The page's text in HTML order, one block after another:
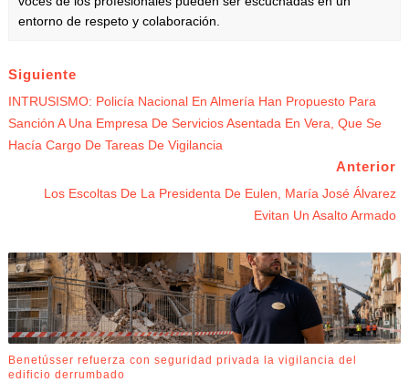
entorno de respeto y colaboración.
Siguiente
INTRUSISMO: Policía Nacional En Almería Han Propuesto Para
Sanción A Una Empresa De Servicios Asentada En Vera, Que Se
Hacía Cargo De Tareas De Vigilancia
Anterior
Los Escoltas De La Presidenta De Eulen, María José Álvarez
Evitan Un Asalto Armado
Benetússer refuerza con seguridad privada la vigilancia del
edificio derrumbado